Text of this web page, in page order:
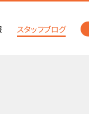
スタッフブログ